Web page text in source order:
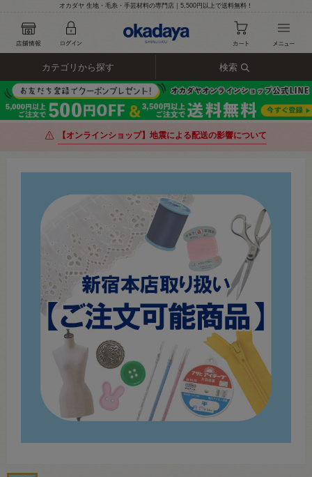
オカダヤ 生地・毛糸・手芸材料の専門店｜5,500円以上で送料無料！
カテゴリから探す 検索
【オンラインショップ】地震による配送の影響について